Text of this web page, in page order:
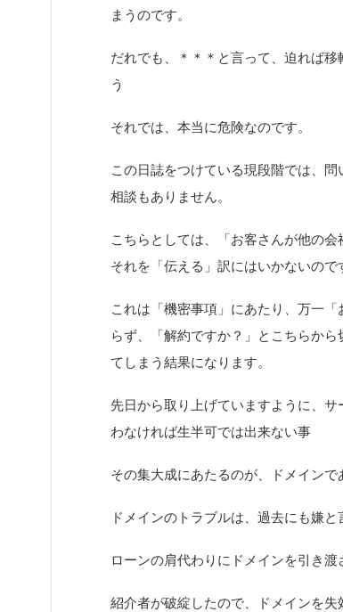
まうのです。
だれでも、＊＊＊と言って、迫れば
う
それでは、本当に危険なのです。
この日誌をつけている現段階では、
相談もありません。
こちらとしては、「お客さんが他の
それを「伝える」訳にはいかないので
これは「機密事項」にあたり、万一
らず、「解約ですか？」とこちらか
てしまう結果になります。
先日から取り上げていますように、
わなければ生半可では出来ない事
その集大成にあたるのが、ドメインで
ドメインのトラブルは、過去にも嫌
ローンの肩代わりにドメインを引き渡
紹介者が破綻したので、ドメインを失